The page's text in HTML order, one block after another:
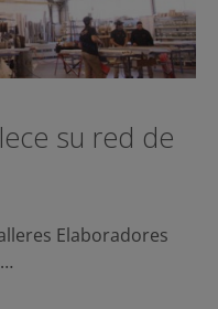
su red de
Elaboradores